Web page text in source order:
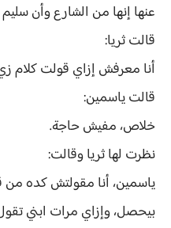
عنها إنها من الشارع وأن
قالت ثريا:
أنا معرفش إزاي قولت كلام
قالت ياسمين:
خلاص، مفيش حاجة.
نظرت لها ثريا وقالت:
ياسمين، أنا مقولتش كده
بيحصل، وإزاي مرات ابني